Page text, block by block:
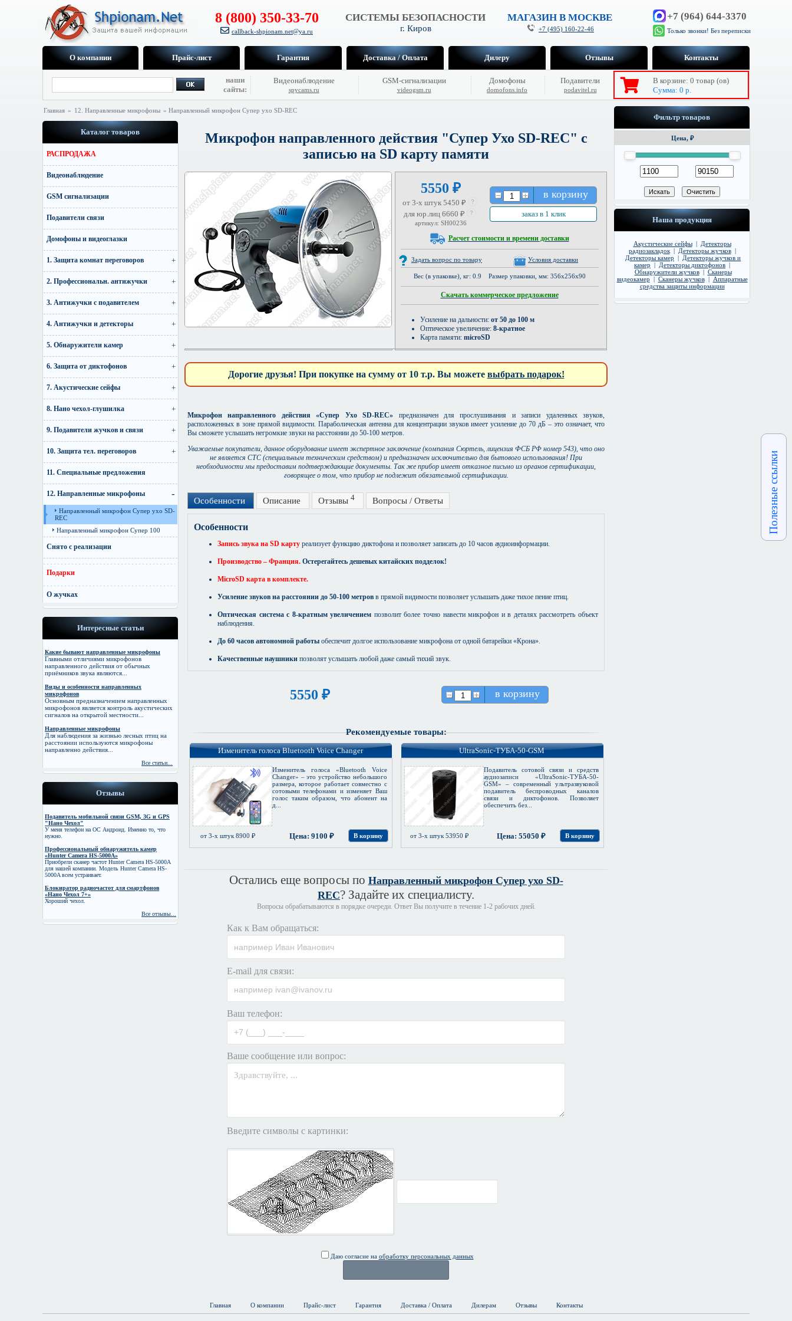
8 (800) 350-33-70
callback-shpionam.net@ya.ru
СИСТЕМЫ БЕЗОПАСНОСТИ
г. Киров
МАГАЗИН В МОСКВЕ
+7 (495) 160-22-46
+7 (964) 644-3370
Только звонки! Без переписки
О компании Прайс-лист Гарантия Доставка / Оплата Дилеру Отзывы Контакты
наши
сайты:
Видеонаблюдение
spycams.ru
GSM-сигнализации
videogsm.ru
Домофоны
domofons.info
Подавители
podavitel.ru
В корзине: 0 товар (ов)
Сумма: 0 р.
Главная » 12. Направленные микрофоны » Направленный микрофон Супер ухо SD-REC
Каталог товаров
РАСПРОДАЖА
Видеонаблюдение
GSM сигнализации
Подавители связи
Домофоны и видеоглазки
1. Защита комнат переговоров
2. Профессиональн. антижучки
3. Антижучки с подавителем
4. Антижучки и детекторы
5. Обнаружители камер
6. Защита от диктофонов
7. Акустические сейфы
8. Нано чехол-глушилка
9. Подавители жучков и связи
10. Защита тел. переговоров
11. Специальные предложения
12. Направленные микрофоны
Направленный микрофон Супер ухо SD-
REC
Направленный микрофон Супер 100
Снято с реализации
Подарки
О жучках
Интересные статьи
Какие бывают направленные микрофоны
Главными отличиями микрофонов
направленного действия от обычных
приёмников звука являются...
Виды и особенности направленных
микрофонов
Основным предназначением направленных
микрофонов является контроль акустических
сигналов на открытой местности...
Направленные микрофоны
Для наблюдения за жизнью лесных птиц на
расстоянии используются микрофоны
направленно действия...
Все статьи...
Отзывы
Подавитель мобильной связи GSM, 3G и GPS
"Нано Чехол"
У меня телефон на ОС Андроид. Именно то, что
нужно.
Профессиональный обнаружитель камер
«Hunter Camera HS-5000A»
Приобрели сканер частот Hunter Camera HS-5000A
для нашей компании. Модель Hunter Camera HS-
5000A всем устраивает.
Блокиратор радиочастот для смартфонов
«Нано Чехол 7+»
Хороший чехол.
Все отзывы...
Микрофон направленного действия "Супер Ухо SD-REC" с
записью на SD карту памяти
5550 ₽
от 3-х штук 5450 ₽
для юр.лиц 6660 ₽
артикул: SH00236
в корзину
заказ в 1 клик
Расчет стоимости и времени доставки
Задать вопрос по товару Условия доставки
Вес (в упаковке), кг: 0.9 Размер упаковки, мм: 356x256x90
Скачать коммерческое предложение
Усиление на дальности: от 50 до 100 м
Оптическое увеличение: 8-кратное
Карта памяти: microSD
Дорогие друзья! При покупке на сумму от 10 т.р. Вы можете выбрать подарок!
Микрофон направленного действия «Супер Ухо SD-REC» предназначен для прослушивания и записи удаленных звуков,
расположенных в зоне прямой видимости. Параболическая антенна для концентрации звуков имеет усиление до 70 дБ – это означает, что
Вы сможете услышать негромкие звуки на расстоянии до 50-100 метров.
Уважаемые покупатели, данное оборудование имеет экспертное заключение (компания Сюртель, лицензия ФСБ РФ номер 543), что оно
не является СТС (специальным техническим средством) и предназначен исключительно для бытового использования! При
необходимости мы предоставим подтверждающие документы. Так же прибор имеет отказное письмо из органов сертификации,
говорящее о том, что прибор не подлежит обязательной сертификации.
Особенности Описание Отзывы 4 Вопросы / Ответы
Особенности
Запись звука на SD карту реализует функцию диктофона и позволяет записать до 10 часов аудиоинформации.
Производство – Франция. Остерегайтесь дешевых китайских подделок!
MicroSD карта в комплекте.
Усиление звуков на расстоянии до 50-100 метров в прямой видимости позволяет услышать даже тихое пение птиц.
Оптическая система с 8-кратным увеличением позволит более точно навести микрофон и в деталях рассмотреть объект
наблюдения.
До 60 часов автономной работы обеспечит долгое использование микрофона от одной батарейки «Крона».
Качественные наушники позволят услышать любой даже самый тихий звук.
5550 ₽ в корзину
Рекомендуемые товары:
Изменитель голоса Bluetooth Voice Changer
Изменитель голоса «Bluetooth Voice
Changer» – это устройство небольшого
размера, которое работает совместно с
сотовыми телефонами и изменяет Ваш
голос таким образом, что абонент на
д...
от 3-х штук 8900 ₽ Цена: 9100 ₽ В корзину
UltraSonic-ТУБА-50-GSM
Подавитель сотовой связи и средств
аудиозаписи «UltraSonic-ТУБА-50-
GSM» – современный ультразвуковой
подавитель беспроводных каналов
связи и диктофонов. Позволяет
обеспечить без...
от 3-х штук 53950 ₽ Цена: 55050 ₽ В корзину
Остались еще вопросы по Направленный микрофон Супер ухо SD-
REC? Задайте их специалисту.
Вопросы обрабатываются в порядке очереди. Ответ Вы получите в течение 1-2 рабочих дней.
Как к Вам обращаться:
E-mail для связи:
Ваш телефон:
Ваше сообщение или вопрос:
Введите символы с картинки:
Даю согласие на обработку персональных данных
Фильтр товаров
Цена, ₽
Наша продукция
Акустические сейфы| Детекторы
радиозакладок| Детекторы жучков|
Детекторы камер | Детекторы жучков и
камер | Детекторы диктофонов |
Обнаружители жучков| Сканеры
видеокамер | Сканеры жучков| Аппаратные
средства защиты информации
Главная О компании Прайс-лист Гарантия Доставка / Оплата Дилерам Отзывы Контакты
Полезные ссылки